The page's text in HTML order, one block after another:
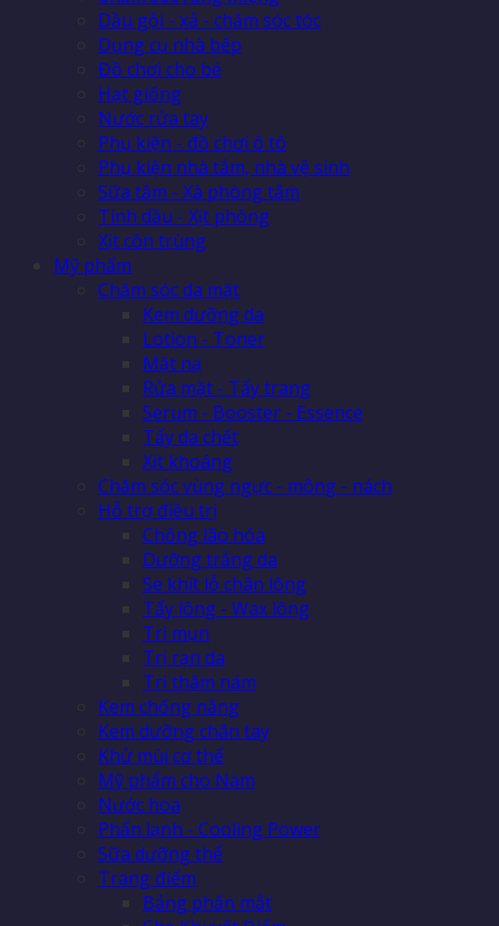
Dầu gội - xả - chăm sóc tóc
Dụng cụ nhà bếp
Đồ chơi cho bé
Hạt giống
Nước rửa tay
Phụ kiện - đồ chơi ô tô
Phụ kiện nhà tắm, nhà vệ sinh
Sữa tắm - Xà phòng tắm
Tinh dầu - Xịt phòng
Xịt côn trùng
Mỹ phẩm
Chăm sóc da mặt
Kem dưỡng da
Lotion - Toner
Mặt nạ
Rửa mặt - Tẩy trang
Serum - Booster - Essence
Tẩy da chết
Xịt khoáng
Chăm sóc vùng ngực - mông - nách
Hỗ trợ điều trị
Chống lão hóa
Dưỡng trắng da
Se khít lỗ chân lông
Tẩy lông - Wax lông
Trị mụn
Trị rạn da
Trị thâm nám
Kem chống nắng
Kem dưỡng chân tay
Khử mùi cơ thể
Mỹ phẩm cho Nam
Nước hoa
Phấn lạnh - Cooling Power
Sữa dưỡng thể
Trang điểm
Bảng phấn mắt